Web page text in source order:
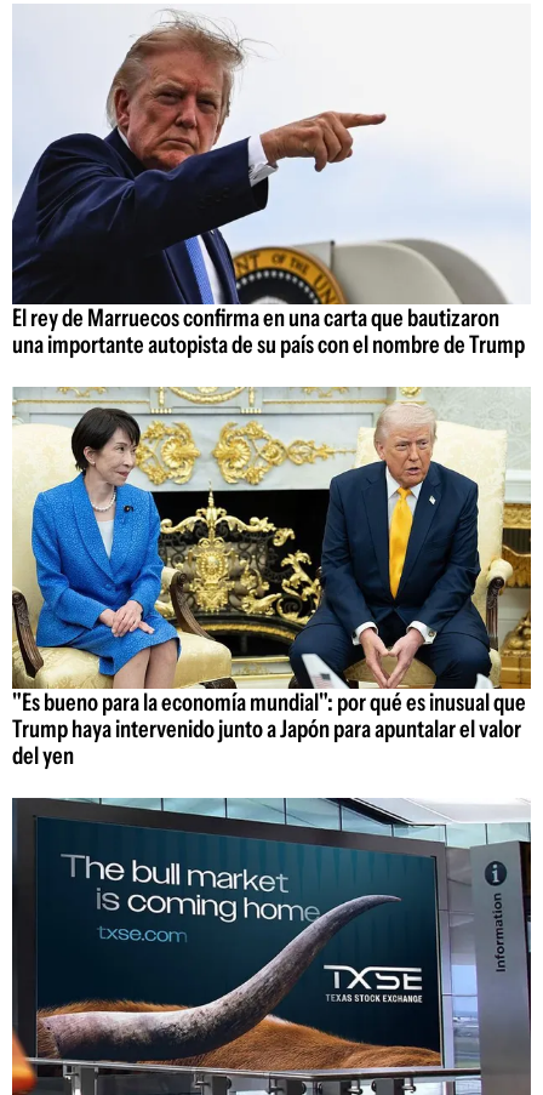
El rey de Marruecos confirma en una carta que bautizaron
una importante autopista de su país con el nombre de Trump
"Es bueno para la economía mundial": por qué es inusual que
Trump haya intervenido junto a Japón para apuntalar el valor
del yen